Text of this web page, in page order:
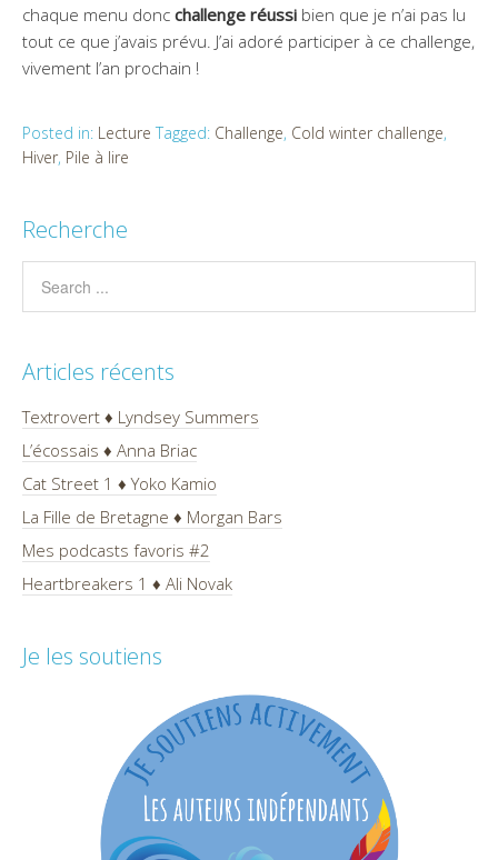
chaque menu donc challenge réussi bien que je n’ai pas lu
tout ce que j’avais prévu. J’ai adoré participer à ce challenge,
vivement l’an prochain !
Posted in: Lecture Tagged: Challenge, Cold winter challenge,
Hiver, Pile à lire
Recherche
Articles récents
Textrovert ♦ Lyndsey Summers
L’écossais ♦ Anna Briac
Cat Street 1 ♦ Yoko Kamio
La Fille de Bretagne ♦ Morgan Bars
Mes podcasts favoris #2
Heartbreakers 1 ♦ Ali Novak
Je les soutiens